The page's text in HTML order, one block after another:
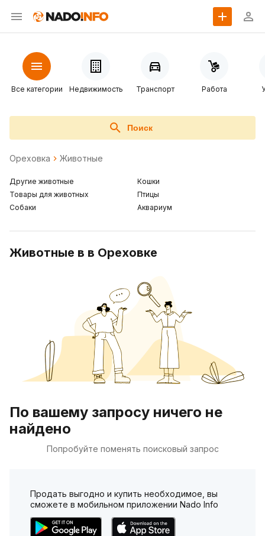
Все категории Недвижимость Транспорт Работа
Поиск
Ореховка Животные
Другие животные
Товары для животных
Собаки
Кошки
Птицы
Аквариум
Животные в в Ореховке
По вашему запросу ничего не
найдено
Попробуйте поменять поисковый запрос
Продать выгодно и купить необходимое, вы
сможете в мобильном приложении Nado Info